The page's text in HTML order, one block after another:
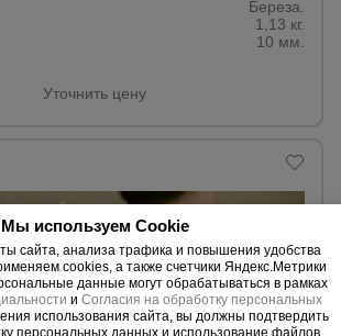
Береза.
1,13 кг.
10 мм.
Уточнить цену
для
строительства
Оборудование
Мы используем Cookie
сайта, анализа трафика и повышения удобства
cookies, а также счетчики Яндекс.Метрики
данные могут обрабатываться в рамках
и Согласия на обработку персональных
использования сайта, вы должны подтвердить
персональных данных и использование файлов